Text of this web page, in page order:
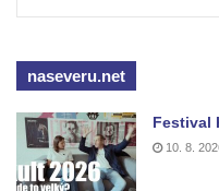
Rozhledna Erbenova
Rozhledna Krudum
Czorneboh –
naseveru.net
Festival
10. 8.